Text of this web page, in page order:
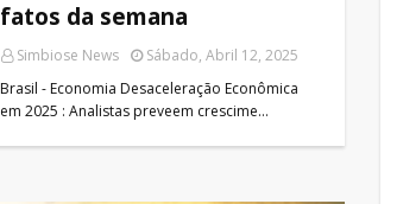
fatos da semana
Simbiose News
Sábado, Abril 12, 2025
Brasil - Economia Desaceleração Econômica
em 2025 : Analistas preveem crescime…